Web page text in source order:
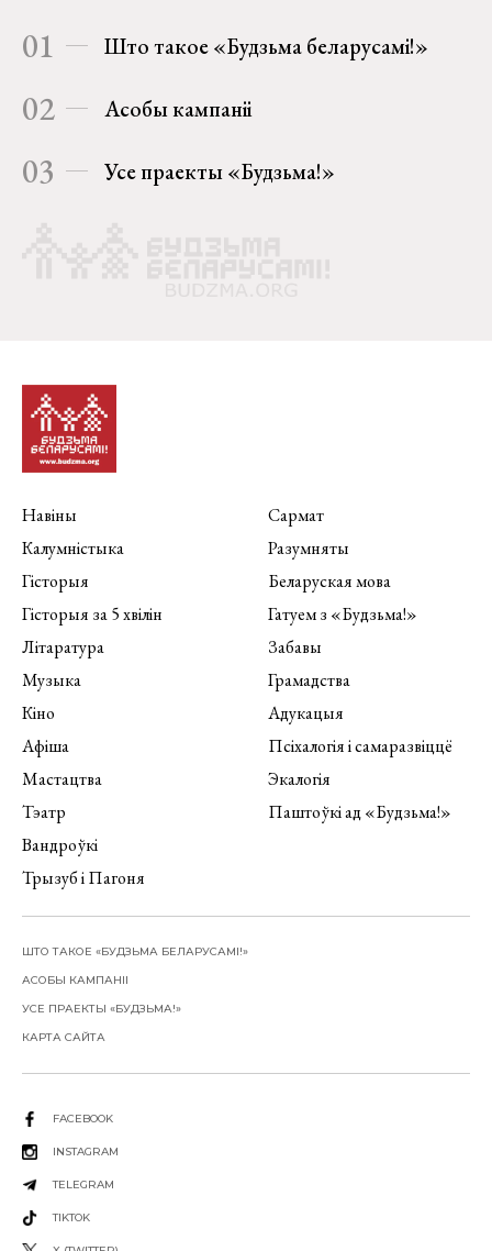
01 Што такое «Будзьма беларусамі!»
02 Асобы кампаніі
03 Усе праекты «Будзьма!»
Навіны
Калумністыка
Гісторыя
Гісторыя за 5 хвілін
Літаратура
Музыка
Кіно
Афіша
Мастацтва
Тэатр
Вандроўкі
Трызуб і Пагоня
Сармат
Разумняты
Беларуская мова
Гатуем з «Будзьма!»
Забавы
Грамадства
Адукацыя
Псіхалогія і самаразвіццё
Экалогія
Паштоўкі ад «Будзьма!»
ШТО ТАКОЕ «БУДЗЬМА БЕЛАРУСАМІ!»
АСОБЫ КАМПАНІІ
УСЕ ПРАЕКТЫ «БУДЗЬМА!»
КАРТА САЙТА
FACEBOOK
INSTAGRAM
TELEGRAM
TIKTOK